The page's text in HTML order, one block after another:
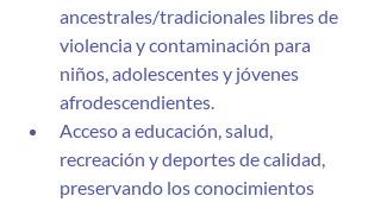
ancestrales/tradicionales libres de
violencia y contaminación para
niños, adolescentes y jóvenes
afrodescendientes.
Acceso a educación, salud,
recreación y deportes de calidad,
preservando los conocimientos